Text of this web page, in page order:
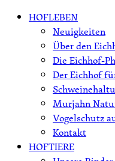
Skip HOFLEBEN
Neuigkeiten
Über den
Die Eichhof-
Der Eichhof
Murjahn
Vogelschutz
Kontakt
HOFTIERE